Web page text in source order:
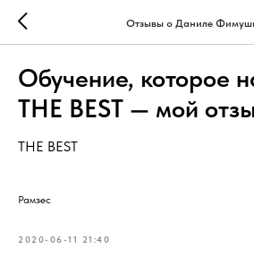
Отзывы о Даниле
Обучение, которое
THE BEST — мой
THE BEST
Рамзес
2020-06-11 21:40